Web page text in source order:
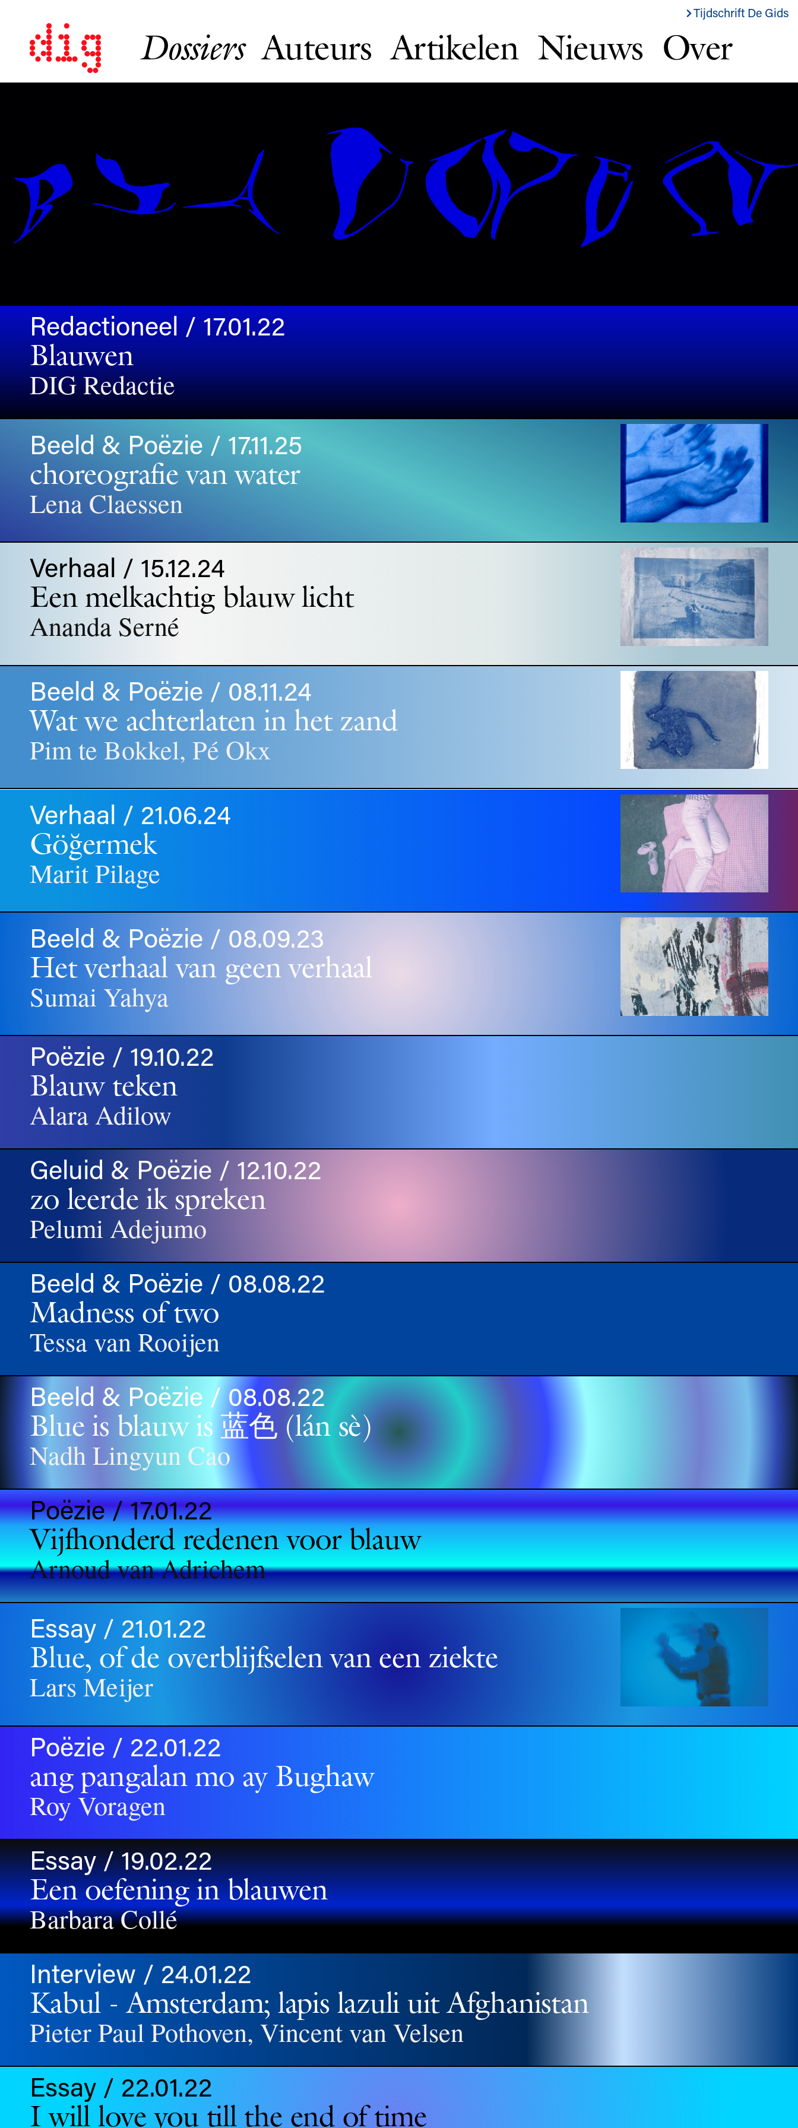
Tijdschrift De Gids
Dossiers Auteurs Artikelen Nieuws Over
Redactioneel / 17.01.22
Blauwen
DIG Redactie
Beeld & Poëzie / 17.11.25
choreografie van water
Lena Claessen
Verhaal / 15.12.24
Een melkachtig blauw licht
Ananda Serné
Beeld & Poëzie / 08.11.24
Wat we achterlaten in het zand
Pim te Bokkel, Pé Okx
Verhaal / 21.06.24
Göğermek
Marit Pilage
Beeld & Poëzie / 08.09.23
Het verhaal van geen verhaal
Sumai Yahya
Poëzie / 19.10.22
Blauw teken
Alara Adilow
Geluid & Poëzie / 12.10.22
zo leerde ik spreken
Pelumi Adejumo
Beeld & Poëzie / 08.08.22
Madness of two
Tessa van Rooijen
Beeld & Poëzie / 08.08.22
Blue is blauw is 蓝⾊ (lán sè)
Nadh Lingyun Cao
Poëzie / 17.01.22
Vijfhonderd redenen voor blauw
Arnoud van Adrichem
Essay / 21.01.22
Blue, of de overblijfselen van een ziekte
Lars Meijer
Poëzie / 22.01.22
ang pangalan mo ay Bughaw
Roy Voragen
Essay / 19.02.22
Een oefening in blauwen
Barbara Collé
Interview / 24.01.22
Kabul - Amsterdam; lapis lazuli uit Afghanistan
Pieter Paul Pothoven, Vincent van Velsen
Essay / 22.01.22
I will love you till the end of time